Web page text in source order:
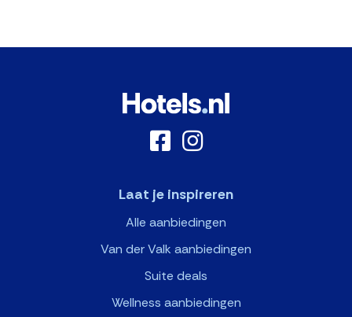
Laat je inspireren
Alle aanbiedingen
Van der Valk aanbiedingen
Suite deals
Wellness aanbiedingen